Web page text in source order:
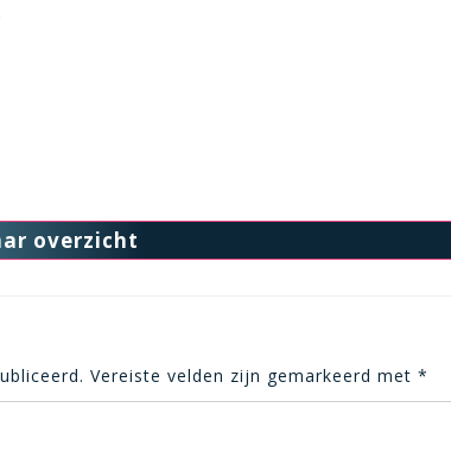
overzicht
Vereiste velden zijn gemarkeerd met *